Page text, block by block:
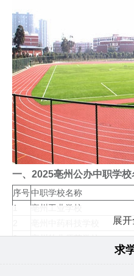
一、2025亳州公办中职学
序号中职学校名称
1
亳州工业学校
3
亳州幼儿师范学校
展
求